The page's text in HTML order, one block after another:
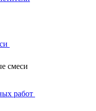
смеси
работ